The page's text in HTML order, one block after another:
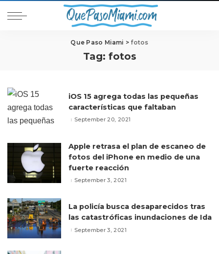
Que Paso Miami > fotos
Tag: fotos
iOS 15 agrega todas las pequeñas
características que faltaban
September 20, 2021
Apple retrasa el plan de escaneo de
fotos del iPhone en medio de una
fuerte reacción
September 3, 2021
La policía busca desaparecidos tras
las catastróficas inundaciones de Ida
September 3, 2021